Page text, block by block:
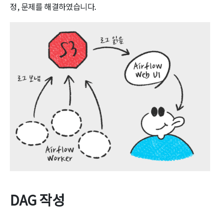
정, 문제를 해결하였습니다.
DAG 작성